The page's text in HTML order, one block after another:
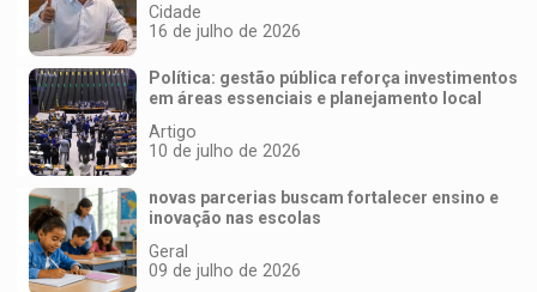
Cidade
16 de julho de 2026
Política: gestão pública reforça investimentos
em áreas essenciais e planejamento local
Artigo
10 de julho de 2026
novas parcerias buscam fortalecer ensino e
inovação nas escolas
Geral
09 de julho de 2026